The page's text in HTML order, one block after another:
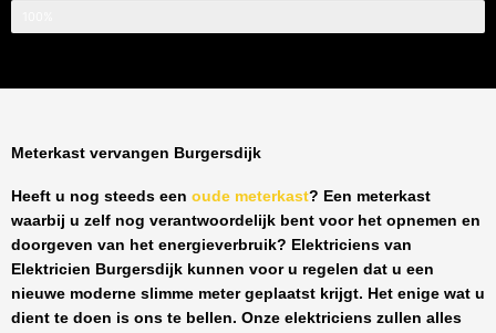
Meterkast vervangen Burgersdijk
Heeft u nog steeds een oude meterkast? Een meterkast
waarbij u zelf nog verantwoordelijk bent voor het opnemen en
doorgeven van het energieverbruik? Elektriciens van
Elektricien Burgersdijk kunnen voor u regelen dat u een
nieuwe moderne slimme meter geplaatst krijgt. Het enige wat u
dient te doen is ons te bellen. Onze elektriciens zullen alles